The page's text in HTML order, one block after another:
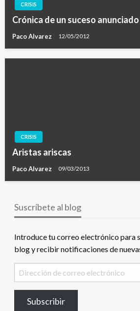
CRISIS
Crónica de un suceso anunciado
Paco Alvarez 12/05/2012
CRISIS
Aristas ariscas
Paco Alvarez 09/03/2013
Suscríbete al blog
Introduce tu correo electrónico para
blog y recibir notificaciones de
Dirección
de
electrónico
Subscribir